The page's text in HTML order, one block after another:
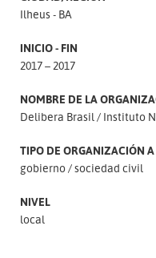
Ilheus - BA
INICIO - FIN
2017 – 2017
NOMBRE DE LA
Delibera Brasil
Instituto
TIPO DE ORGANIZACIÓN A
gobierno
sociedad civil
NIVEL
local